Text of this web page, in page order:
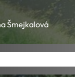
Šmejkalová